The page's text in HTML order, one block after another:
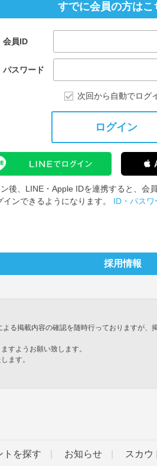
すでに会員の方はこ
会員ID
パスワード
次回から自動でログ
ログイン
後、LINE・Apple IDを連携すると、会
インできるようになります。 ID・パスワ
採用情報
る掲載内容の確認を随時行っておりますが、
すようお願い致します。
ます。
トを探す お知らせ スカウ